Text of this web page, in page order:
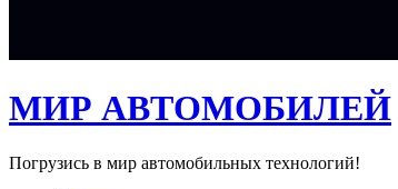
МИР АВТОМОБИЛЕЙ
Погрузись в мир автомобильных технологий!